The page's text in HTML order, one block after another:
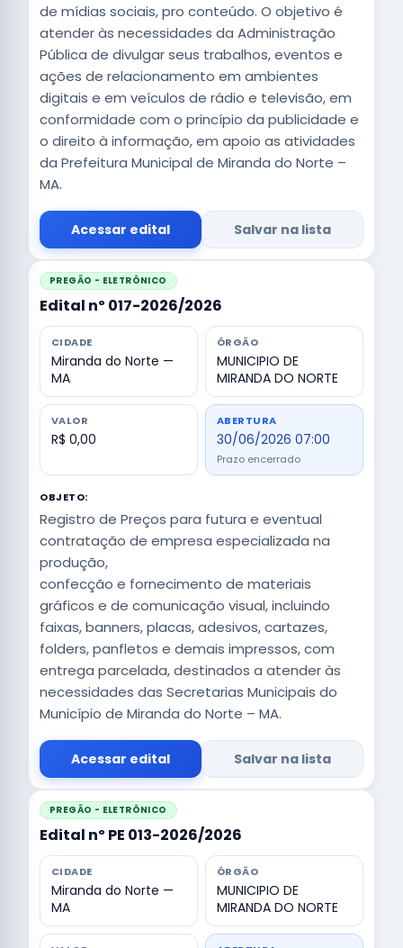
de mídias sociais, pro conteúdo. O objetivo é
atender às necessidades da Administração
Pública de divulgar seus trabalhos, eventos e
ações de relacionamento em ambientes
digitais e em veículos de rádio e televisão, em
conformidade com o princípio da publicidade e
o direito à informação, em apoio as atividades
da Prefeitura Municipal de Miranda do Norte –
MA.
Acessar edital Salvar na lista
PREGÃO - ELETRÔNICO
Edital nº 017-2026/2026
CIDADE
Miranda do Norte —
MA
ÓRGÃO
MUNICIPIO DE
MIRANDA DO NORTE
VALOR
R$ 0,00
ABERTURA
30/06/2026 07:00
Prazo encerrado
OBJETO:
Registro de Preços para futura e eventual
contratação de empresa especializada na
produção,
confecção e fornecimento de materiais
gráficos e de comunicação visual, incluindo
faixas, banners, placas, adesivos, cartazes,
folders, panfletos e demais impressos, com
entrega parcelada, destinados a atender às
necessidades das Secretarias Municipais do
Município de Miranda do Norte – MA.
Acessar edital Salvar na lista
PREGÃO - ELETRÔNICO
Edital nº PE 013-2026/2026
CIDADE
Miranda do Norte —
MA
ÓRGÃO
MUNICIPIO DE
MIRANDA DO NORTE